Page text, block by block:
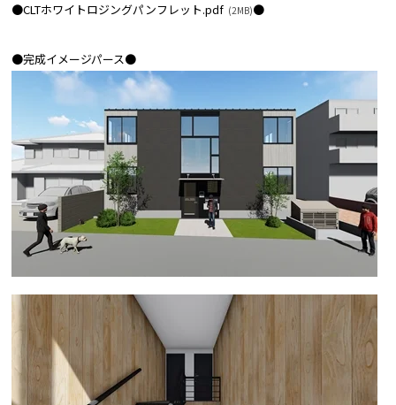
●CLTホワイトロジングパンフレット.pdf (2MB)●
●完成イメージパース●